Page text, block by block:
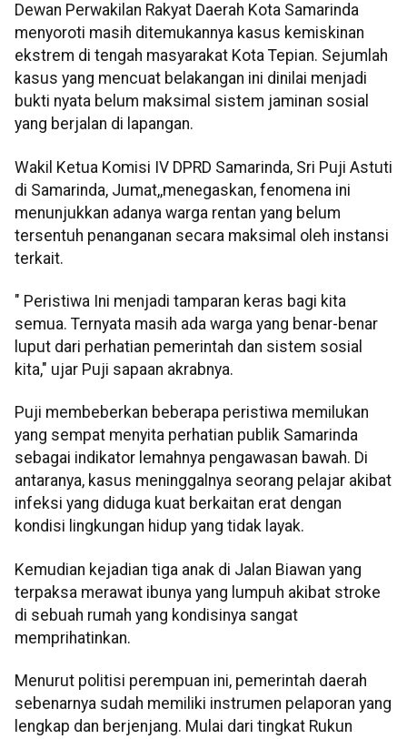
Dewan Perwakilan Rakyat Daerah Kota Samarinda
menyoroti masih ditemukannya kasus kemiskinan
ekstrem di tengah masyarakat Kota Tepian. Sejumlah
kasus yang mencuat belakangan ini dinilai menjadi
bukti nyata belum maksimal sistem jaminan sosial
yang berjalan di lapangan.
Wakil Ketua Komisi IV DPRD Samarinda, Sri Puji Astuti
di Samarinda, Jumat,,menegaskan, fenomena ini
menunjukkan adanya warga rentan yang belum
tersentuh penanganan secara maksimal oleh instansi
terkait.
" Peristiwa Ini menjadi tamparan keras bagi kita
semua. Ternyata masih ada warga yang benar-benar
luput dari perhatian pemerintah dan sistem sosial
kita," ujar Puji sapaan akrabnya.
Puji membeberkan beberapa peristiwa memilukan
yang sempat menyita perhatian publik Samarinda
sebagai indikator lemahnya pengawasan bawah. Di
antaranya, kasus meninggalnya seorang pelajar akibat
infeksi yang diduga kuat berkaitan erat dengan
kondisi lingkungan hidup yang tidak layak.
Kemudian kejadian tiga anak di Jalan Biawan yang
terpaksa merawat ibunya yang lumpuh akibat stroke
di sebuah rumah yang kondisinya sangat
memprihatinkan.
Menurut politisi perempuan ini, pemerintah daerah
sebenarnya sudah memiliki instrumen pelaporan yang
lengkap dan berjenjang. Mulai dari tingkat Rukun